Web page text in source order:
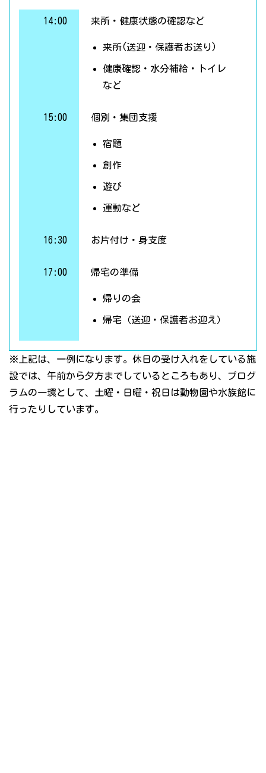
14:00 来所・健康状態の確認など
来所(送迎・保護者お送り)
健康確認・水分補給・トイレ
など
15:00 個別・集団支援
宿題
創作
遊び
運動など
16:30 お片付け・身支度
17:00 帰宅の準備
帰りの会
帰宅（送迎・保護者お迎え）
※上記は、一例になります。休日の受け入れをしている施
設では、午前から夕方までしているところもあり、プログ
ラムの一環として、土曜・日曜・祝日は動物園や水族館に
行ったりしています。